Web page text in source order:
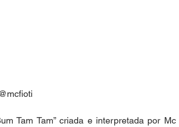
Tam Tam” criada e interpretada por